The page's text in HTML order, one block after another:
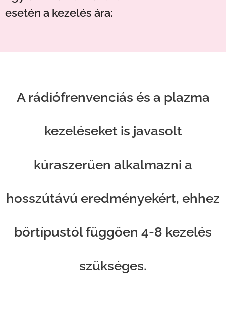
esetén a kezelés ára:
A rádiófrenvenciás és a plazma
kezeléseket is javasolt
kúraszerűen alkalmazni a
hosszútávú eredményekért, ehhez
bőrtípustól függően 4-8 kezelés
szükséges.